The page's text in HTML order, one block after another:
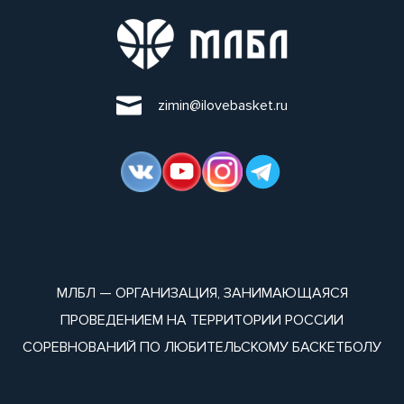
zimin@ilovebasket.ru
МЛБЛ — ОРГАНИЗАЦИЯ, ЗАНИМАЮЩАЯСЯ
ПРОВЕДЕНИЕМ НА ТЕРРИТОРИИ РОССИИ
СОРЕВНОВАНИЙ ПО ЛЮБИТЕЛЬСКОМУ БАСКЕТБОЛУ